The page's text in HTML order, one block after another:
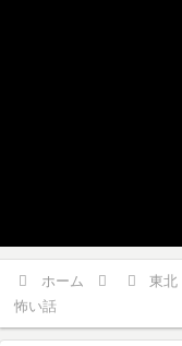
ホーム 東北
怖い話